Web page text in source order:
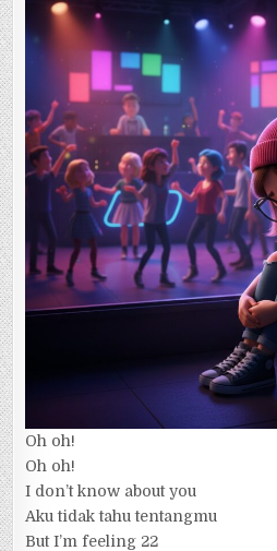
Oh oh!
Oh oh!
I don’t know about you
Aku tidak tahu tentangmu
But I’m feeling 22